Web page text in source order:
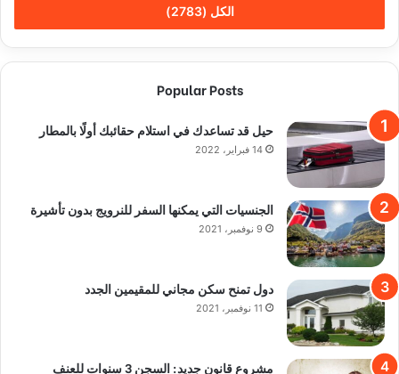
الكل (2783)
Popular Posts
حيل قد تساعدك في استلام حقائبك أولًا بالمطار
14 فبراير، 2022
الجنسيات التي يمكنها السفر للنرويج بدون تأشيرة
9 نوفمبر، 2021
دول تمنح سكن مجاني للمقيمين الجدد
11 نوفمبر، 2021
مشروع قانون جديد: السجن 3 سنوات للعنف